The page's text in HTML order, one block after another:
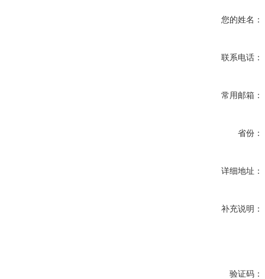
您的姓名：
联系电话：
常用邮箱：
省份：
详细地址：
补充说明：
验证码：